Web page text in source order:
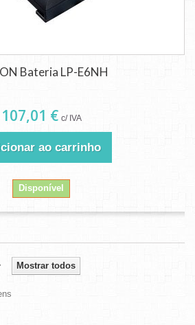
Bateria LP-E6NH
107,01 € c/ IVA
ao carrinho
Disponível
Mostrar todos